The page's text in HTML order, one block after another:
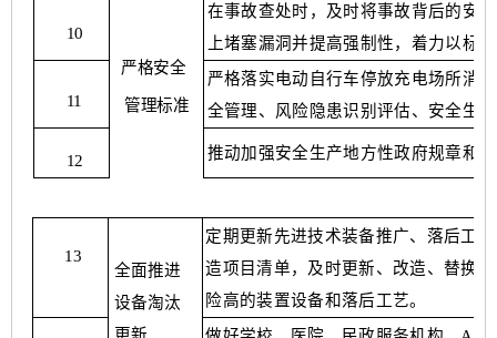
10
严格安全
管理标准
在事故查处时，及时将事故背后的安
上堵塞漏洞并提高强制性，着力以标
11
严格落实电动自行车停放充电场所消
全管理、风险隐患识别评估、安全生
12 推动加强安全生产地方性政府规章和
13
全面推进
设备淘汰
更新
定期更新先进技术装备推广、落后工
造项目清单，及时更新、改造、替换
险高的装置设备和落后工艺。